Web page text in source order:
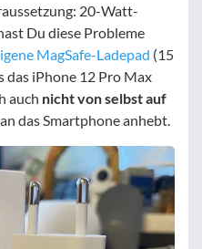
20-Watt-
Du diese Probleme
MagSafe-Ladepad (15
iPhone 12 Pro Max
auch nicht von selbst auf
das Smartphone anhebt.